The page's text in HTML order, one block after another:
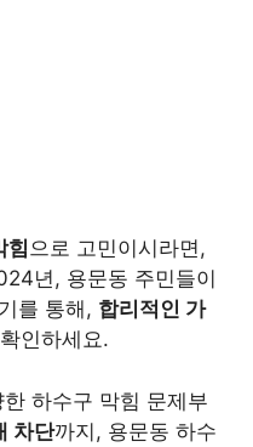
힘으로 고민이시라면,
년, 용문동 주민들이
를 통해, 합리적인 가
인하세요.
한 하수구 막힘 문제부
차단까지, 용문동 하수